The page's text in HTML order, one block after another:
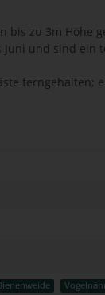
zu 3m Höhe
und sind ein
ferngehalten;